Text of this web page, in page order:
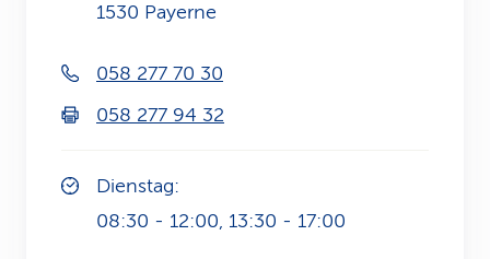
1530 Payerne
058 277 70 30
058 277 94 32
Dienstag:
08:30 - 12:00, 13:30 - 17:00